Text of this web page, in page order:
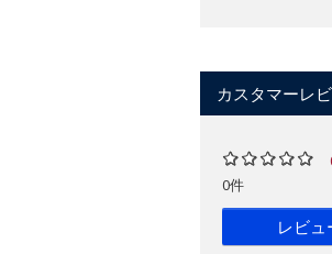
カスタマーレ
0件
レビュ